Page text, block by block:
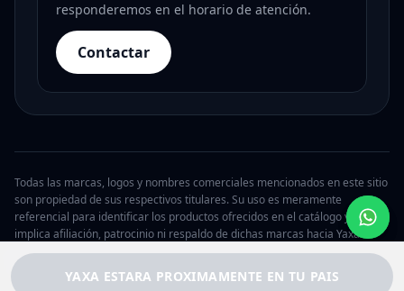
YAXA ESTARA PROXIMAMENTE EN TU PAIS
responderemos en el horario de atención.
Contactar
Todas las marcas, logos y nombres comerciales mencionados en este sitio
son propiedad de sus respectivos titulares. Su uso es meramente
referencial para identificar los productos ofrecidos en el catálogo y no
implica afiliación, patrocinio ni respaldo de dichas marcas hacia Yaxa.
© 2026 Yaxa Argentina. Todos los derechos reservados.